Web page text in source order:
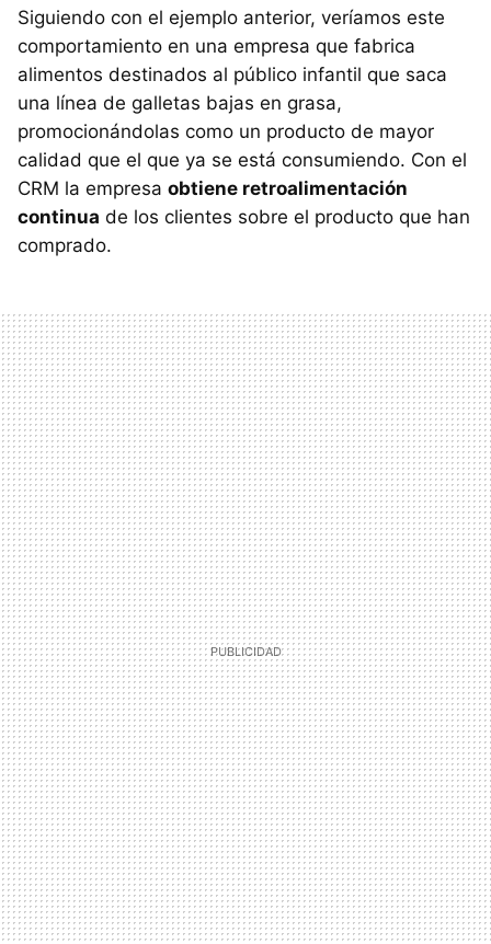
Siguiendo con el ejemplo anterior, veríamos este
comportamiento en una empresa que fabrica
alimentos destinados al público infantil que saca
una línea de galletas bajas en grasa,
promocionándolas como un producto de mayor
calidad que el que ya se está consumiendo. Con el
CRM la empresa obtiene retroalimentación
continua de los clientes sobre el producto que han
comprado.